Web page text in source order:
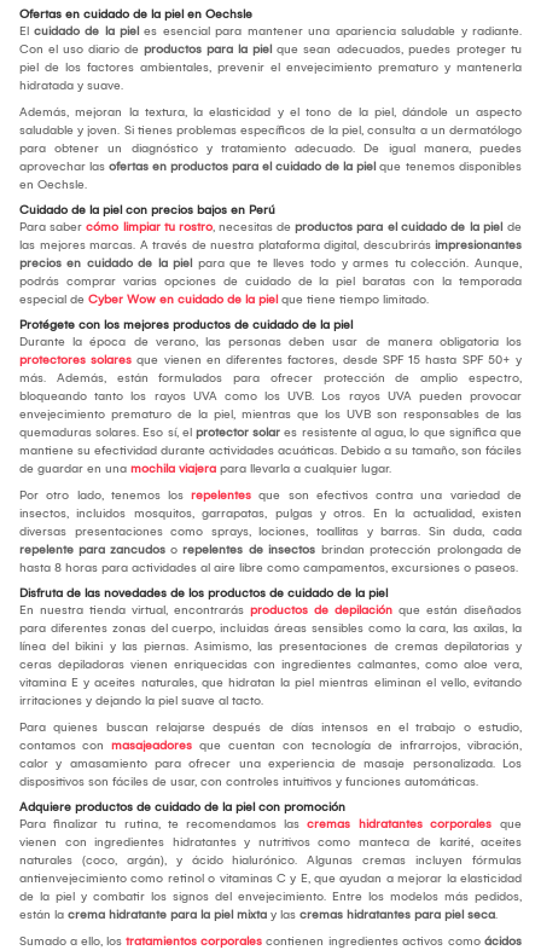
Ofertas en cuidado de la piel en Oechsle
El cuidado de la piel es esencial para mantener una apariencia saludable y radiante.
Con el uso diario de productos para la piel que sean adecuados, puedes proteger tu
piel de los factores ambientales, prevenir el envejecimiento prematuro y mantenerla
hidratada y suave.
Además, mejoran la textura, la elasticidad y el tono de la piel, dándole un aspecto
saludable y joven. Si tienes problemas específicos de la piel, consulta a un dermatólogo
para obtener un diagnóstico y tratamiento adecuado. De igual manera, puedes
aprovechar las ofertas en productos para el cuidado de la piel que tenemos disponibles
en Oechsle.
Cuidado de la piel con precios bajos en Perú
Para saber cómo limpiar tu rostro, necesitas de productos para el cuidado de la piel de
las mejores marcas. A través de nuestra plataforma digital, descubrirás impresionantes
precios en cuidado de la piel para que te lleves todo y armes tu colección. Aunque,
podrás comprar varias opciones de cuidado de la piel baratas con la temporada
especial de Cyber Wow en cuidado de la piel que tiene tiempo limitado.
Protégete con los mejores productos de cuidado de la piel
Durante la época de verano, las personas deben usar de manera obligatoria los
protectores solares que vienen en diferentes factores, desde SPF 15 hasta SPF 50+ y
más. Además, están formulados para ofrecer protección de amplio espectro,
bloqueando tanto los rayos UVA como los UVB. Los rayos UVA pueden provocar
envejecimiento prematuro de la piel, mientras que los UVB son responsables de las
quemaduras solares. Eso sí, el protector solar es resistente al agua, lo que significa que
mantiene su efectividad durante actividades acuáticas. Debido a su tamaño, son fáciles
de guardar en una mochila viajera para llevarla a cualquier lugar.
Por otro lado, tenemos los repelentes que son efectivos contra una variedad de
insectos, incluidos mosquitos, garrapatas, pulgas y otros. En la actualidad, existen
diversas presentaciones como sprays, lociones, toallitas y barras. Sin duda, cada
repelente para zancudos o repelentes de insectos brindan protección prolongada de
hasta 8 horas para actividades al aire libre como campamentos, excursiones o paseos.
Disfruta de las novedades de los productos de cuidado de la piel
En nuestra tienda virtual, encontrarás productos de depilación que están diseñados
para diferentes zonas del cuerpo, incluidas áreas sensibles como la cara, las axilas, la
línea del bikini y las piernas. Asimismo, las presentaciones de cremas depilatorias y
ceras depiladoras vienen enriquecidas con ingredientes calmantes, como aloe vera,
vitamina E y aceites naturales, que hidratan la piel mientras eliminan el vello, evitando
irritaciones y dejando la piel suave al tacto.
Para quienes buscan relajarse después de días intensos en el trabajo o estudio,
contamos con masajeadores que cuentan con tecnología de infrarrojos, vibración,
calor y amasamiento para ofrecer una experiencia de masaje personalizada. Los
dispositivos son fáciles de usar, con controles intuitivos y funciones automáticas.
Adquiere productos de cuidado de la piel con promoción
Para finalizar tu rutina, te recomendamos las cremas hidratantes corporales que
vienen con ingredientes hidratantes y nutritivos como manteca de karité, aceites
naturales (coco, argán), y ácido hialurónico. Algunas cremas incluyen fórmulas
antienvejecimiento como retinol o vitaminas C y E, que ayudan a mejorar la elasticidad
de la piel y combatir los signos del envejecimiento. Entre los modelos más pedidos,
están la crema hidratante para la piel mixta y las cremas hidratantes para piel seca.
Sumado a ello, los tratamientos corporales contienen ingredientes activos como ácidos